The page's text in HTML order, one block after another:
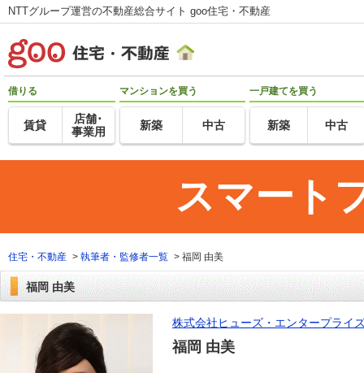
NTTグループ運営の不動産総合サイト goo住宅・不動産
借りる
賃貸
店舗･
事業用
マンションを買う
新築 中古
一戸建てを買う
新築 中古
スマート
住宅・不動産 > 執筆者・監修者一覧 > 福岡 由美
福岡 由美
株式会社ヒューズ・エンタープライ
福岡 由美